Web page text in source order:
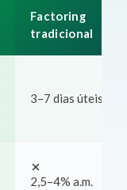
Factoring
tradicional
3–7 dias úteis
2,5–4% a.m.